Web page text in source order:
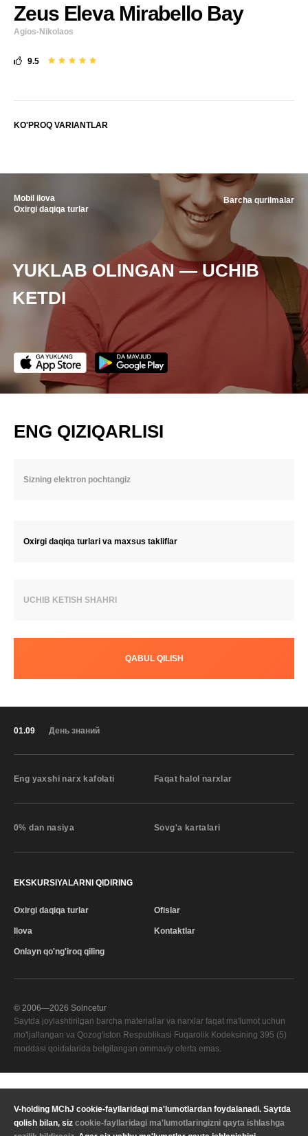
V-holding MChJ cookie-fayllaridagi ma'lumotlardan foydalanadi. Saytda
qolish bilan, siz cookie-fayllaridagi ma'lumotlaringizni qayta ishlashga
Zeus Eleva Mirabello Bay
Agios-Nikolaos
9.5
KO'PROQ VARIANTLAR
Mobil ilova
Oxirgi daqiqa turlar
YUKLAB OLINGAN — UCHIB
KETDI
Barcha qurilmalar
ENG QIZIQARLISI
Oxirgi daqiqa turlari va maxsus takliflar
UCHIB KETISH SHAHRI
QABUL QILISH
01.09 День знаний
Eng yaxshi narx kafolati Faqat halol narxlar
0% dan nasiya Sovg'a kartalari
EKSKURSIYALARNI QIDIRING
Oxirgi daqiqa turlar
Ilova
Onlayn qo'ng'iroq qiling
Ofislar
Kontaktlar
© 2006—2026 Solncetur
Saytda joylashtirilgan barcha materiallar va narxlar faqat ma'lumot uchun
mo'ljallangan va Qozog'iston Respublikasi Fuqarolik Kodeksining 395 (5)
moddasi qoidalarida belgilangan ommaviy oferta emas.
Sizning mintaqangiz —
Valyuta KZT Qozog'iston tenge
Sifat xizmati
Maxfiylik